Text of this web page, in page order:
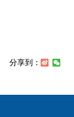
分享到：